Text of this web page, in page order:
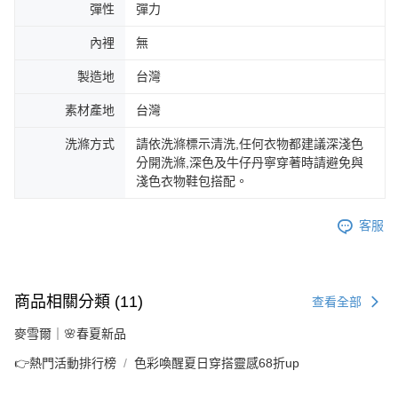
彈性 彈力
內裡 無
製造地 台灣
素材產地 台灣
洗滌方式
請依洗滌標示清洗,任何衣物都建議深淺色
分開洗滌,深色及牛仔丹寧穿著時請避免與
淺色衣物鞋包搭配。
客服
商品相關分類 (11) 查看全部
麥雪爾｜🌸春夏新品
👉熱門活動排行榜 色彩喚醒夏日穿搭靈感68折up